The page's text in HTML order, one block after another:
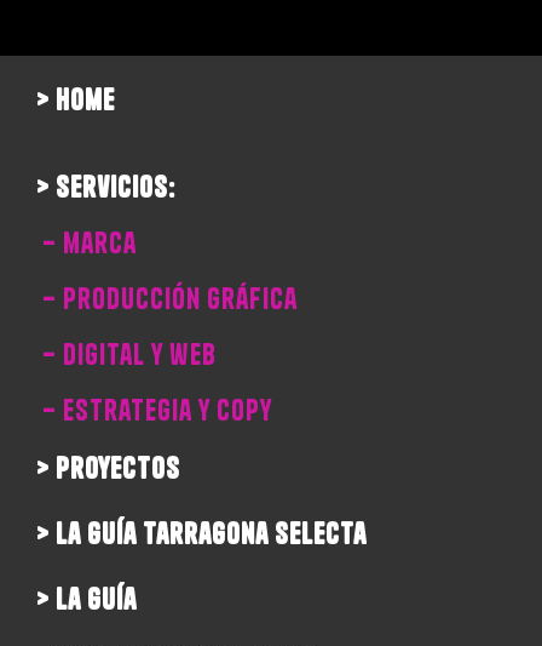
> home
> servicios:
– marca
– producción gráfica
– digital y web
– estrategia y copy
> proyectos
> la guía tarragona selecta
> la guía